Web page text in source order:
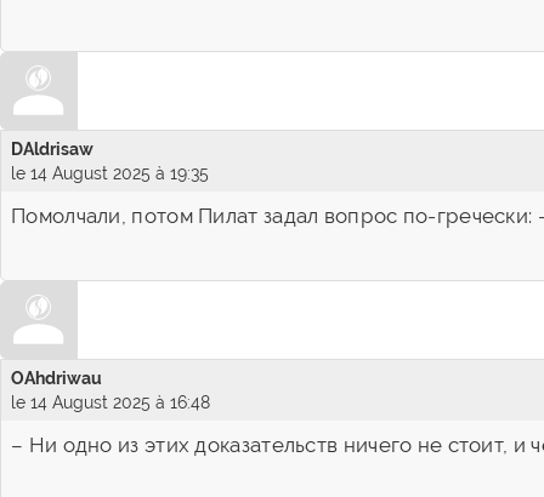
DAldrisaw
le 14 August 2025 à 19:35
Помолчали, потом Пилат задал вопрос по-
OAhdriwau
le 14 August 2025 à 16:48
– Ни одно из этих доказательств ничего не